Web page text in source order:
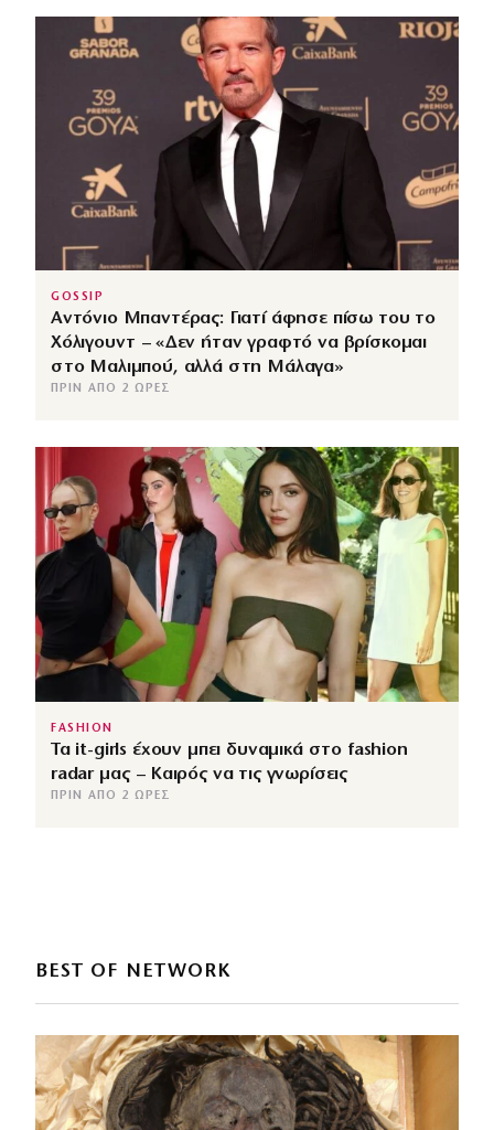
GOSSIP
Αντόνιο Μπαντέρας: Γιατί άφησε πίσω του το
Χόλιγουντ – «Δεν ήταν γραφτό να βρίσκομαι
στο Μαλιμπού, αλλά στη Μάλαγα»
ΠΡΙΝ ΑΠΌ 2 ΏΡΕΣ
FASHION
Τα it-girls έχουν μπει δυναμικά στο fashion
radar μας – Καιρός να τις γνωρίσεις
ΠΡΙΝ ΑΠΌ 2 ΏΡΕΣ
BEST OF NETWORK